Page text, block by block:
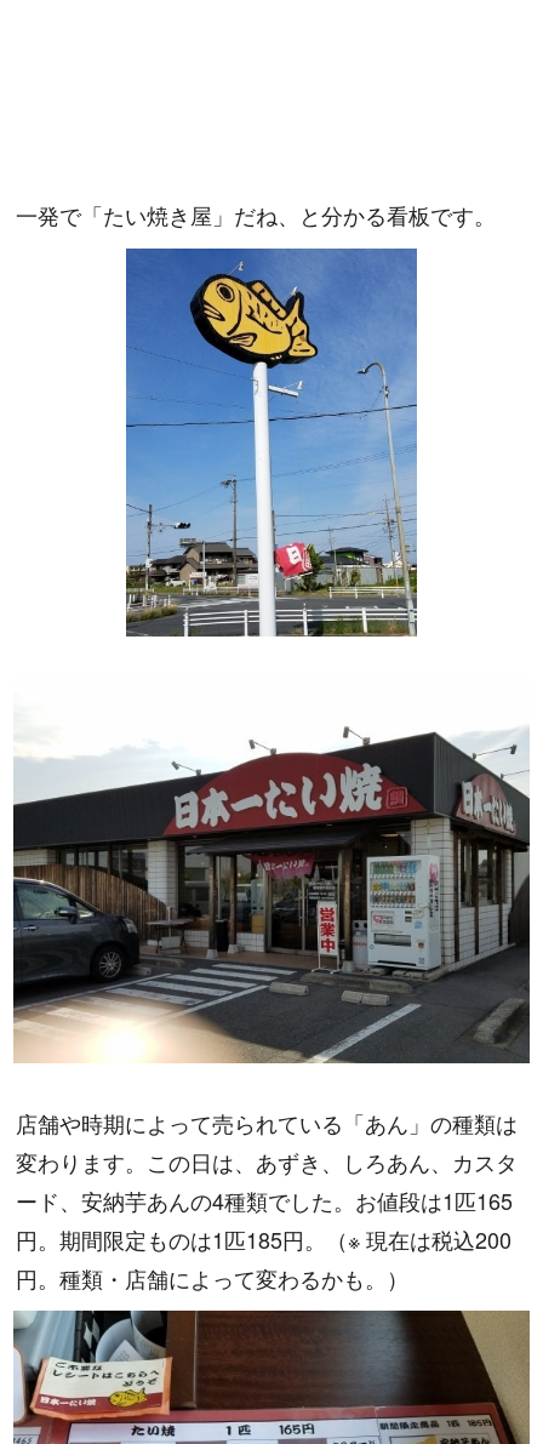
一発で「たい焼き屋」だね、と分かる看板です。
店舗や時期によって売られている「あん」の種類は
変わります。この日は、あずき、しろあん、カスタ
ード、安納芋あんの4種類でした。お値段は1匹165
円。期間限定ものは1匹185円。（※ 現在は税込200
円。種類・店舗によって変わるかも。）